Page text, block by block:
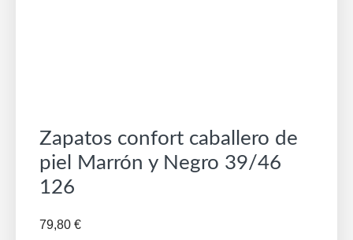
Zapatos confort caballero de
piel Marrón y Negro 39/46
126
79,80 €